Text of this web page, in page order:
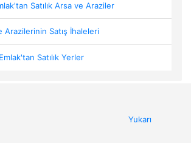
Satılık Arsa ve Araziler
Arazilerinin Satış İhaleleri
Satılık Yerler
Yukarı